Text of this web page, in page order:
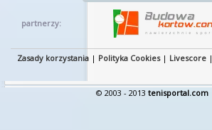
partnerzy:
Zasady korzystania | Polityka Cookies| Livescore |
© 2003 - 2013 tenisportal.com